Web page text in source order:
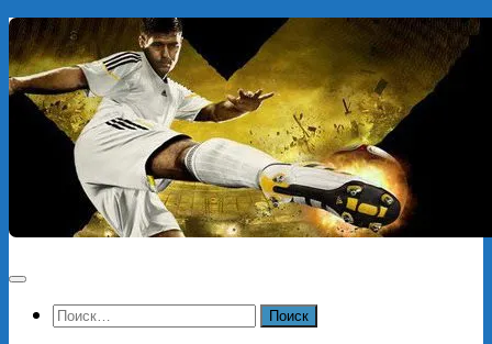
Перейти
к
содержимому
Найти: